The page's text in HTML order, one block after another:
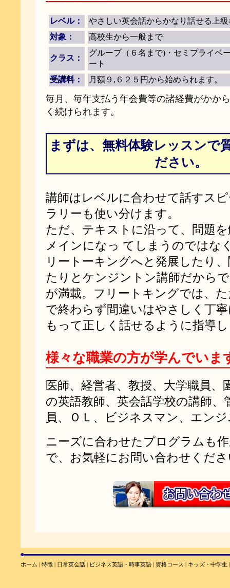
レベル：
やさしい英会話からかなり話せる上
対象：
高校生から一般まで
クラス：
グループ（６名まで)・セミプライベ
ート
受講料：
月額９,６２５円から始められます。
毎月、毎年支払う年会費等の諸経費がかか
く続けられます。
まずは、無料体験レッスンで
ださい。
講師はレベルに合わせて話すス
ラリーも使い分けます。
ただ、テキストに沿って、問題
メインになっ てしまうのではな
リートーキングへと発展したり
たりとケンジントン講師だから
が満載。フリートキングでは、
で終わらず間違いはやさしく丁
もって正しく話せるように指導
様々な職業の方が学んでいま
医師、経営者、教授、大学職員、
の英語教師、英会話学校の講師、
員、ＯＬ、ビジネスマン、エン
ニーズに合わせたプログラムも
で、お気軽にお問い合わせくだ
ホーム | 特徴 | 日常英会話 | ビジネス英語・時事英語 | 資格コース | キッズ・中学生